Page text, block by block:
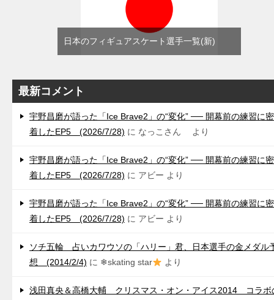
日本のフィギュアスケート選手一覧(新)
最新コメント
宇野昌磨が語った「Ice Brave2」の“変化” ── 開幕前の練習に密
着したEP5 (2026/7/28) に なっこさん より
宇野昌磨が語った「Ice Brave2」の“変化” ── 開幕前の練習に密
着したEP5 (2026/7/28) に アビー より
宇野昌磨が語った「Ice Brave2」の“変化” ── 開幕前の練習に密
着したEP5 (2026/7/28) に アビー より
ソチ五輪 占いカワウソの「ハリー」君、日本選手の金メダル
想 (2014/2/4) に ❄skating star より
浅田真央＆高橋大輔 クリスマス・オン・アイス2014 コラボ